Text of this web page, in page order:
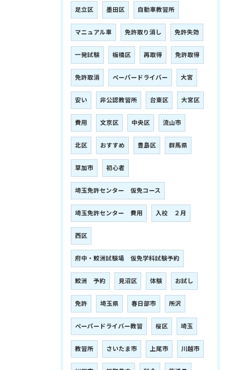
足立区 墨田区 自動車教習所
マニュアル車 免許取り消し 免許失効
一発試験 板橋区 再取得 免許取得
免許取消 ペーパードライバー 大宮
安い 非公認教習所 台東区 大宮区
費用 文京区 中央区 流山市
北区 おすすめ 豊島区 群馬県
草加市 初心者
埼玉免許センター 仮免コース
埼玉免許センター 費用 入校 ２月
西区
府中・鮫洲試験場 仮免学科試験予約
鮫洲 予約 見沼区 体験 お試し
免許 埼玉県 春日部市 所沢
ペーパードライバー教習 桜区 埼玉
教習所 さいたま市 上尾市 川越市